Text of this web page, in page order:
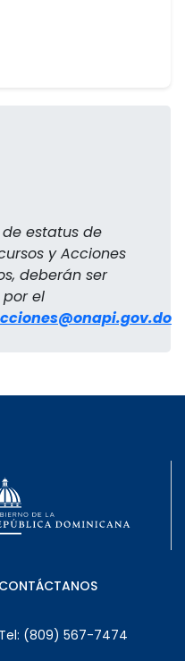
estatus de
y Acciones
deberán ser
el
CONTÁCTANOS
Tel: (809) 567-7474